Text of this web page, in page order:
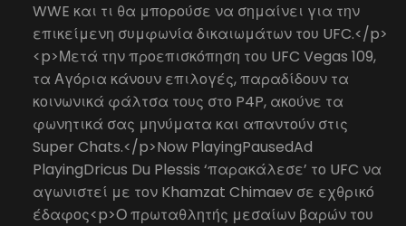
WWE και τι θα μπορούσε να σημαίνει για την
επικείμενη συμφωνία δικαιωμάτων του UFC.</p>
<p>Μετά την προεπισκόπηση του UFC Vegas 109,
τα Αγόρια κάνουν επιλογές, παραδίδουν τα
κοινωνικά φάλτσα τους στο P4P, ακούνε τα
φωνητικά σας μηνύματα και απαντούν στις
Super Chats.</p>Now PlayingPausedAd
PlayingDricus Du Plessis ‘παρακάλεσε’ το UFC να
αγωνιστεί με τον Khamzat Chimaev σε εχθρικό
έδαφος<p>Ο πρωταθλητής μεσαίων βαρών του